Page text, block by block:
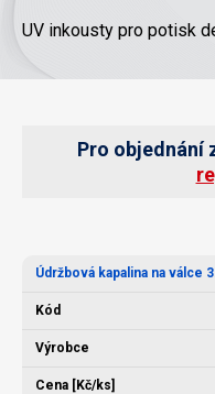
UV inkousty pro potisk
Pro objednání
Údržbová kapalina na válce